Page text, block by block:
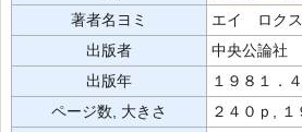
著者名ヨミ
エイ ロク
出版者
中央公論社
出版年
１９８１．４
ページ数, 大きさ
２４０ｐ, １